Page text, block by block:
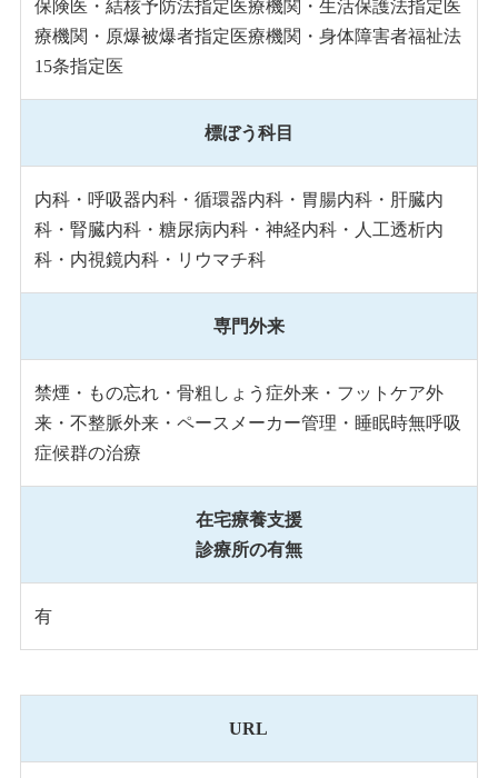
保険医・結核予防法指定医療機関・生活保護法指定医
療機関・原爆被爆者指定医療機関・身体障害者福祉法
15条指定医
標ぼう科目
内科・呼吸器内科・循環器内科・胃腸内科・肝臓内
科・腎臓内科・糖尿病内科・神経内科・人工透析内
科・内視鏡内科・リウマチ科
専門外来
禁煙・もの忘れ・骨粗しょう症外来・フットケア外
来・不整脈外来・ペースメーカー管理・睡眠時無呼吸
症候群の治療
在宅療養支援
診療所の有無
有
URL